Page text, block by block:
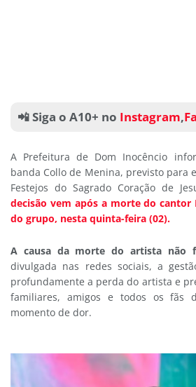
📲 Siga o A10+ no Instagram,
A Prefeitura de Dom Inocêncio
banda Collo de Menina, previsto para
Festejos do Sagrado Coração de
decisão vem após a morte do
do grupo, nesta quinta-feira (02).
A causa da morte do artista não
divulgada nas redes sociais, a
profundamente a perda do artista e
familiares, amigos e todos os fãs
momento de dor.